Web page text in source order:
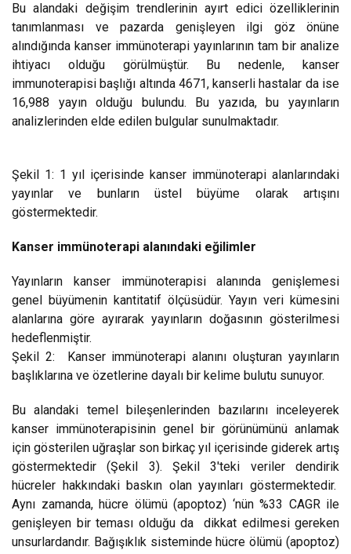
Bu alandaki değişim trendlerinin ayırt edici özelliklerinin
tanımlanması ve pazarda genişleyen ilgi göz önüne
alındığında kanser immünoterapi yayınlarının tam bir analize
ihtiyacı olduğu görülmüştür. Bu nedenle, kanser
immunoterapisi başlığı altında 4671, kanserli hastalar da ise
16,988 yayın olduğu bulundu. Bu yazıda, bu yayınların
analizlerinden elde edilen bulgular sunulmaktadır.
Şekil 1: 1 yıl içerisinde kanser immünoterapi alanlarındaki
yayınlar ve bunların üstel büyüme olarak artışını
göstermektedir.
Kanser immünoterapi alanındaki eğilimler
Yayınların kanser immünoterapisi alanında genişlemesi
genel büyümenin kantitatif ölçüsüdür. Yayın veri kümesini
alanlarına göre ayırarak yayınların doğasının gösterilmesi
hedeflenmiştir.
Şekil 2: Kanser immünoterapi alanını oluşturan yayınların
başlıklarına ve özetlerine dayalı bir kelime bulutu sunuyor.
Bu alandaki temel bileşenlerinden bazılarını inceleyerek
kanser immünoterapisinin genel bir görünümünü anlamak
için gösterilen uğraşlar son birkaç yıl içerisinde giderek artış
göstermektedir (Şekil 3). Şekil 3'teki veriler dendirik
hücreler hakkındaki baskın olan yayınları göstermektedir.
Aynı zamanda, hücre ölümü (apoptoz) ‘nün %33 CAGR ile
genişleyen bir teması olduğu da dikkat edilmesi gereken
unsurlardandır. Bağışıklık sisteminde hücre ölümü (apoptoz)